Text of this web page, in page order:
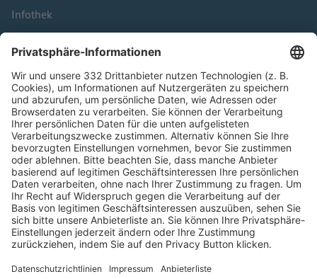
Infothek
Kontakt
HÄUFIG BESUCHTE SEITEN
Pässe und Vereinswechsel
Trainerausbildung
Schulungsangebot Vereinsmitarbeiter
BFV-Geschäftsstellen
Trainerbörse
Login SpielPlus
FOLGE DEM BFV